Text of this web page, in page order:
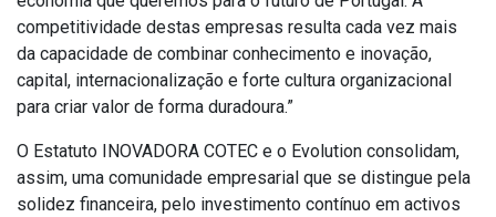
competitividade destas empresas resulta cada vez mais
da capacidade de combinar conhecimento e inovação,
capital, internacionalização e forte cultura organizacional
para criar valor de forma duradoura.”
O Estatuto INOVADORA COTEC e o Evolution consolidam,
assim, uma comunidade empresarial que se distingue pela
solidez financeira, pelo investimento contínuo em activos